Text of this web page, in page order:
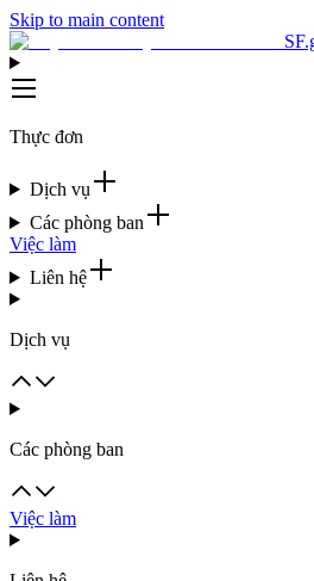
Skip to main content
Thực đơn
Dịch vụ
Các phòng ban
Việc làm
Liên hệ
Dịch vụ
Các phòng ban
Việc làm